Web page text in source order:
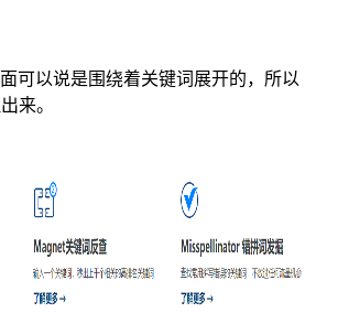
可以说是围绕着关键词展开的，所以
来。